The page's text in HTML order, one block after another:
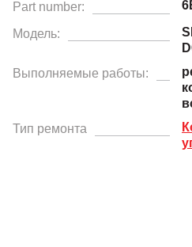
Part number:
Модель:
Выполняемые работы:
Тип ремонта